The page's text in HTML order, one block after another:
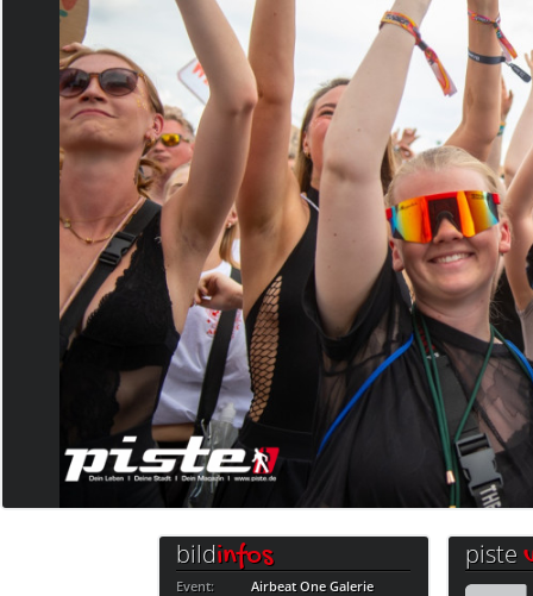
bildinfos
Event:
Airbeat One Galerie
piste